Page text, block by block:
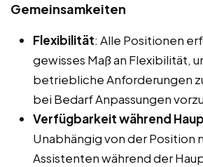
Gemeinsamkeiten
Flexibilität: Alle Positionen
gewisses Maß an Flexibilität,
betriebliche Anforderungen
bei Bedarf Anpassungen
Verfügbarkeit während
Unabhängig von der Position
Assistenten während der